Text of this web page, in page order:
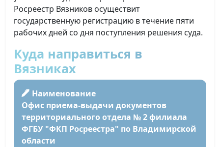
Росреестр Вязников осуществит
государственную регистрацию в течение пяти
рабочих дней со дня поступления решения суда.
Куда направиться в
Вязниках
Наименование
Офис приема-выдачи документов
территориального отдела № 2 филиала
ФГБУ "ФКП Росреестра" по Владимирской
области